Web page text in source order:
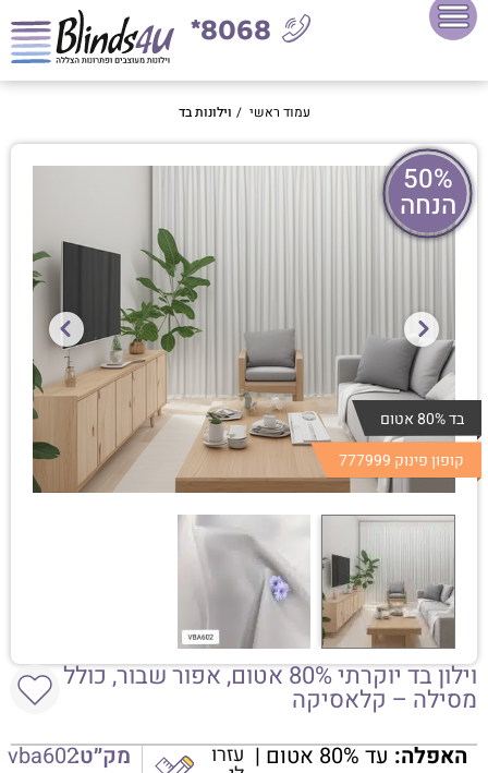
8068*
עמוד ראשי / וילונות בד
50%
הנחה
בד 80% אטום
קופון פינוק 777999
וילון בד יוקרתי 80% אטום, אפור שבור, כולל
מסילה – קלאסיקה
האפלה:עד 80% אטום |
עזרו מק״ט:vba602